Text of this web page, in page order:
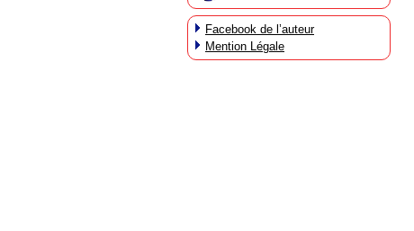
Facebook de l’auteur
Mention Légale